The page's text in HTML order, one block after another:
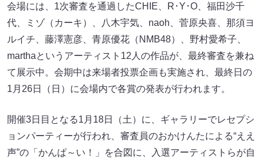
会場には、1次審査を通過したCHIE、R･Y･O、福田沙千
代、ミゾ（カーキ）、八木宇気、naoh、菅原央喜、那須ヨ
ルイチ、藤澤憲彦、青原優花（NMB48）、野村愛希子、
marthaというアーティスト12人の作品が、最終審査を兼ね
て展示中。会期中は来場者投票企画も実施され、最終日の
1月26日（日）に会場内で各賞の発表が行われます。
開催3日目となる1月18日（土）に、ギャラリーでレセプシ
ョンパーティーが行われ、審査員のおかけんたによる“ええ
声”の「かんぱ～い！」を合図に、入選アーティストらが自